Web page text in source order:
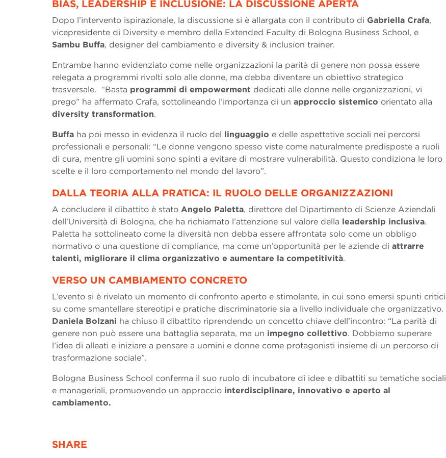
BIAS, LEADERSHIP E INCLUSIONE: LA DISCUSSIONE APERTA
Dopo l’intervento ispirazionale, la discussione si è allargata con il contributo di Gabriella Crafa,
vicepresidente di Diversity e membro della Extended Faculty di Bologna Business School, e
Sambu Buffa, designer del cambiamento e diversity & inclusion trainer.
Entrambe hanno evidenziato come nelle organizzazioni la parità di genere non possa essere
relegata a programmi rivolti solo alle donne, ma debba diventare un obiettivo strategico
trasversale. “Basta programmi di empowerment dedicati alle donne nelle organizzazioni, vi
prego” ha affermato Crafa, sottolineando l’importanza di un approccio sistemico orientato alla
diversity transformation.
Buffa ha poi messo in evidenza il ruolo del linguaggio e delle aspettative sociali nei percorsi
professionali e personali: “Le donne vengono spesso viste come naturalmente predisposte a ruoli
di cura, mentre gli uomini sono spinti a evitare di mostrare vulnerabilità. Questo condiziona le loro
scelte e il loro comportamento nel mondo del lavoro”.
DALLA TEORIA ALLA PRATICA: IL RUOLO DELLE ORGANIZZAZIONI
A concludere il dibattito è stato Angelo Paletta, direttore del Dipartimento di Scienze Aziendali
dell’Università di Bologna, che ha richiamato l’attenzione sul valore della leadership inclusiva.
Paletta ha sottolineato come la diversità non debba essere affrontata solo come un obbligo
normativo o una questione di compliance, ma come un’opportunità per le aziende di attrarre
talenti, migliorare il clima organizzativo e aumentare la competitività.
VERSO UN CAMBIAMENTO CONCRETO
L’evento si è rivelato un momento di confronto aperto e stimolante, in cui sono emersi spunti critici
su come smantellare stereotipi e pratiche discriminatorie sia a livello individuale che organizzativo.
Daniela Bolzani ha chiuso il dibattito riprendendo un concetto chiave dell’incontro: “La parità di
genere non può essere una battaglia separata, ma un impegno collettivo. Dobbiamo superare
l’idea di alleati e iniziare a pensare a uomini e donne come protagonisti insieme di un percorso di
trasformazione sociale”.
Bologna Business School conferma il suo ruolo di incubatore di idee e dibattiti su tematiche sociali
e manageriali, promuovendo un approccio interdisciplinare, innovativo e aperto al
cambiamento.
SHARE